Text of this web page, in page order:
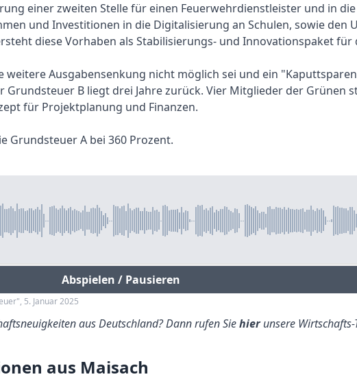
einer zweiten Stelle für einen Feuerwehrdienstleister und in
und Investitionen in die Digitalisierung an Schulen, sowie den
diese Vorhaben als Stabilisierungs- und Innovationspaket für
weitere Ausgabensenkung nicht möglich sei und ein
B liegt drei Jahre zurück. Vier Mitglieder der Grünen
für Projektplanung und Finanzen.
Grundsteuer A bei 360 Prozent.
Abspielen / Pausieren
5. Januar 2025
aus Deutschland? Dann rufen Siehierunsere Wirtschafts-
aus Maisach